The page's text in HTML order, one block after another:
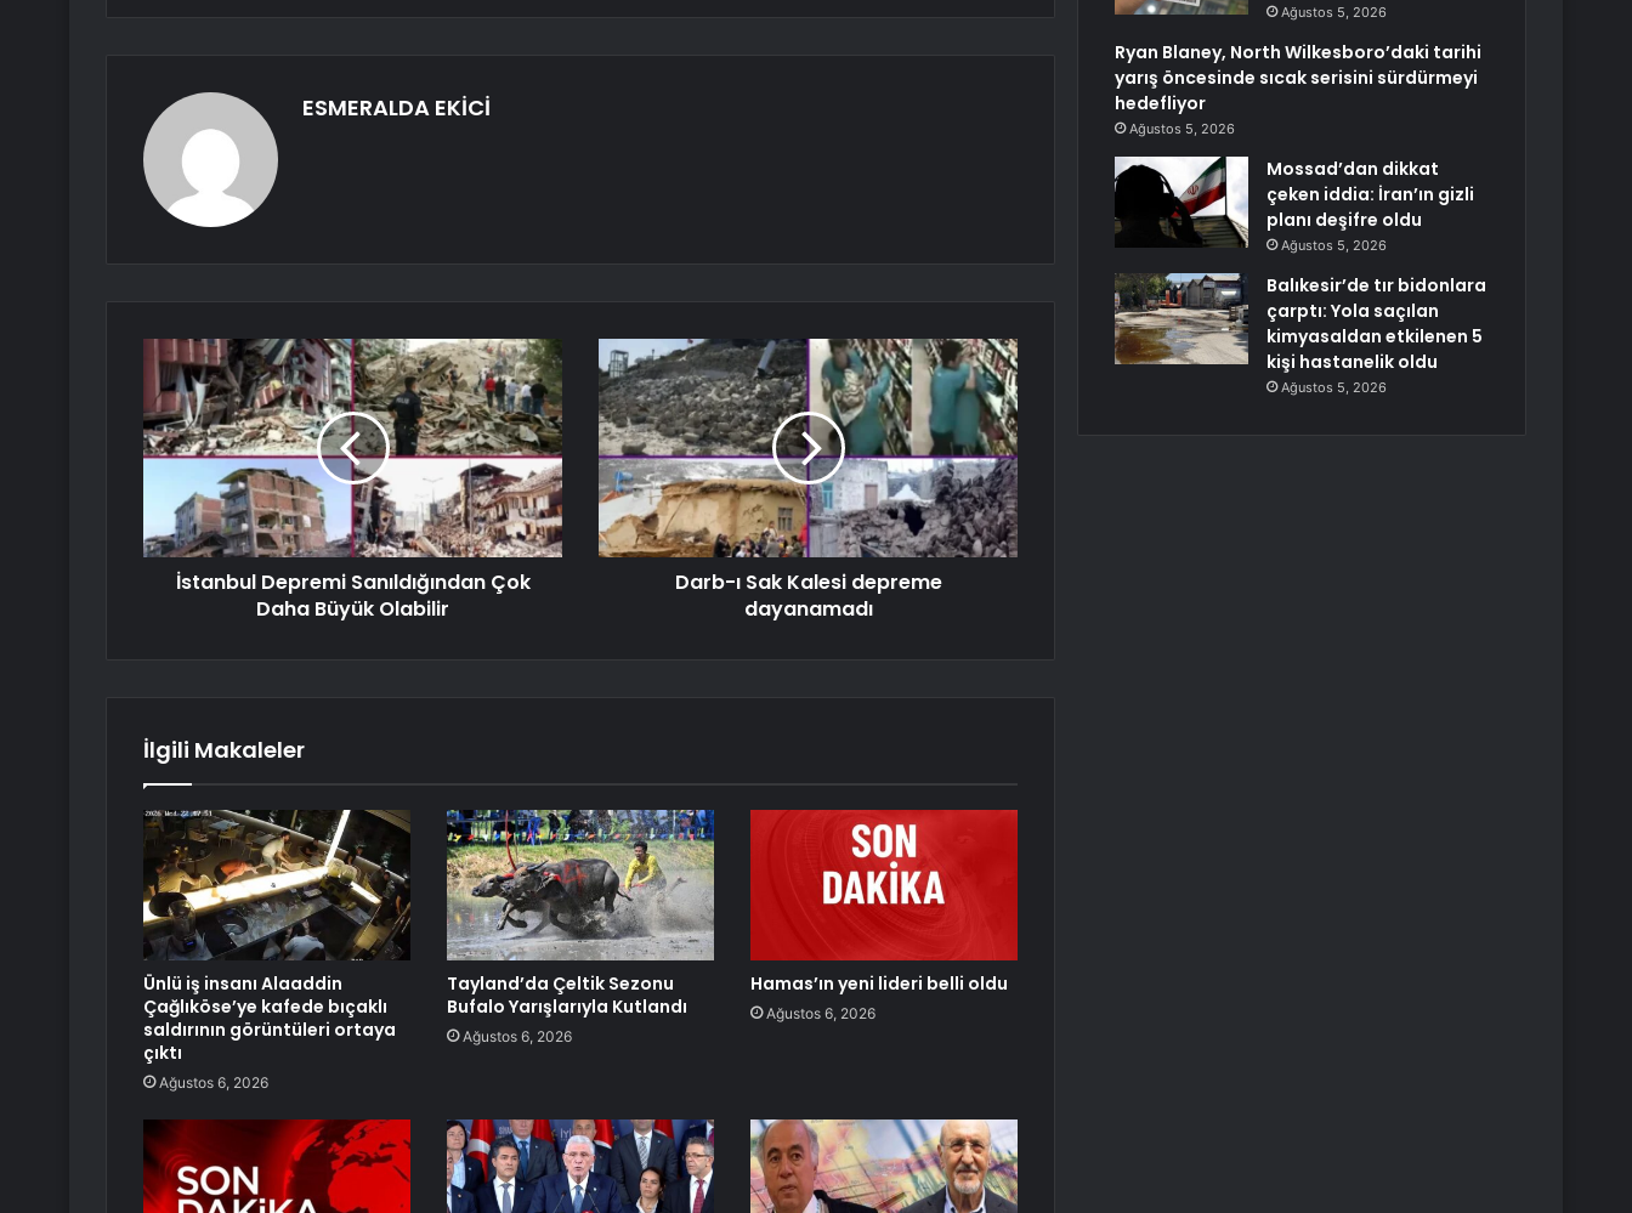
ESMERALDA EKİCİ
İstanbul Depremi Sanıldığından Çok
Daha Büyük Olabilir
Darb-ı Sak Kalesi depreme
dayanamadı
İlgili Makaleler
Ünlü iş insanı Alaaddin
Çağlıköse’ye kafede bıçaklı
saldırının görüntüleri ortaya
çıktı
Ağustos 6, 2026
Tayland’da Çeltik Sezonu
Bufalo Yarışlarıyla Kutlandı
Ağustos 6, 2026
Hamas’ın yeni lideri belli oldu
Ağustos 6, 2026
Ağustos 5, 2026
Ryan Blaney, North Wilkesboro’daki tarihi
yarış öncesinde sıcak serisini sürdürmeyi
hedefliyor
Ağustos 5, 2026
Mossad’dan dikkat
çeken iddia: İran’ın gizli
planı deşifre oldu
Ağustos 5, 2026
Balıkesir’de tır bidonlara
çarptı: Yola saçılan
kimyasaldan etkilenen 5
kişi hastanelik oldu
Ağustos 5, 2026